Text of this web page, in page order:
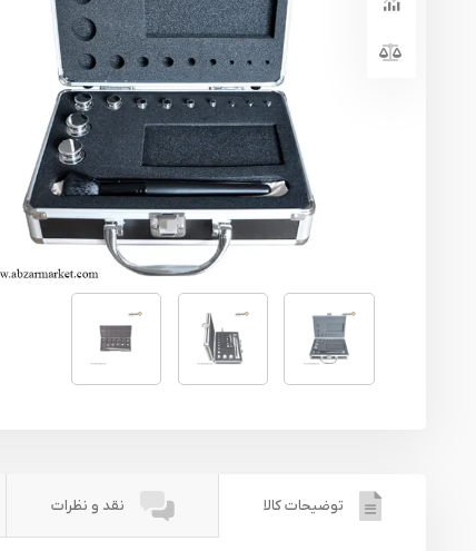
ابزار دقیق و اندازه گیری
یراق آلات
قطعات یدکی ابزارآلات
ابزار رنگ آمیزی صنعتی
توضیحات کالا نقد و نظرات